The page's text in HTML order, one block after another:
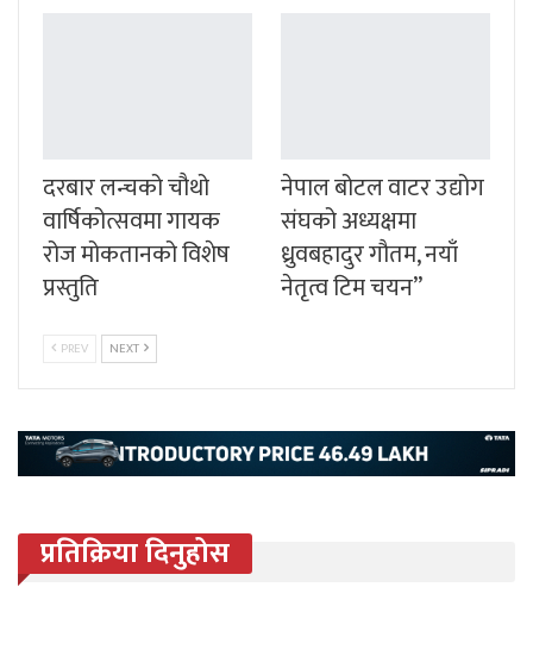
दरबार लन्चको चौथो
वार्षिकोत्सवमा गायक
रोज मोकतानको विशेष
प्रस्तुति
नेपाल बोटल वाटर उद्योग
संघको अध्यक्षमा
ध्रुवबहादुर गौतम, नयाँ
नेतृत्व टिम चयन”
PREV NEXT
प्रतिक्रिया दिनुहोस